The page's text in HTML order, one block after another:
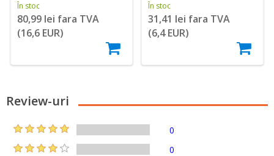
În stoc
80,99 lei fara TVA
(16,6 EUR)
În stoc
31,41 lei fara TVA
(6,4 EUR)
Review-uri
0
0